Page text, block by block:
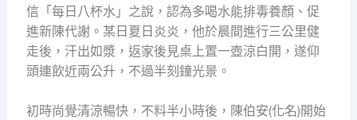
信「每日八杯水」之說，認為多喝水能排毒養顏、促
進新陳代謝。某日夏日炎炎，他於晨間進行三公里健
走後，汗出如漿，返家後見桌上置一壺涼白開，遂仰
頭連飲近兩公升，不過半刻鐘光景。
初時尚覺清涼暢快，不料半小時後，陳伯安(化名)開始